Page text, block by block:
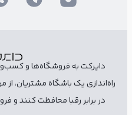
تخفیف می‍گیره…
دایرکت به فروشگاه‌ها و
راه‌اندازی یک باشگاه مشتریان،
در برابر رقبا محافظت کنند و